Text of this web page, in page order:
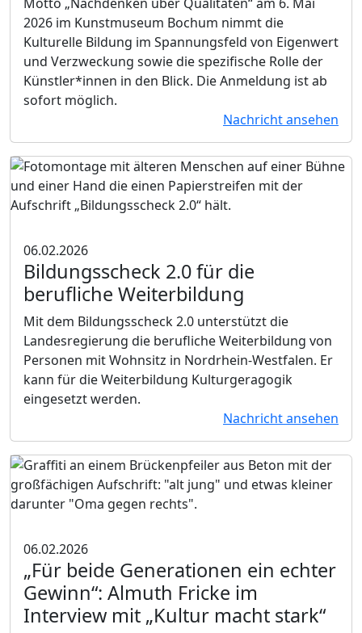
Motto „Nachdenken über Qualitäten“ am 6. Mai
2026 im Kunstmuseum Bochum nimmt die
Kulturelle Bildung im Spannungsfeld von Eigenwert
und Verzweckung sowie die spezifische Rolle der
Künstler*innen in den Blick. Die Anmeldung ist ab
sofort möglich.
Nachricht ansehen
06.02.2026
Bildungsscheck 2.0 für die
berufliche Weiterbildung
Mit dem Bildungsscheck 2.0 unterstützt die
Landesregierung die berufliche Weiterbildung von
Personen mit Wohnsitz in Nordrhein-Westfalen. Er
kann für die Weiterbildung Kulturgeragogik
eingesetzt werden.
Nachricht ansehen
06.02.2026
„Für beide Generationen ein echter
Gewinn“: Almuth Fricke im
Interview mit „Kultur macht stark“